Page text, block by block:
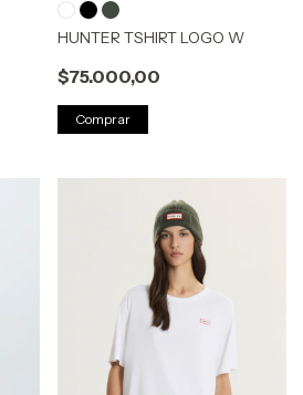
HUNTER TSHIRT LOGO W
$75.000,00
Comprar